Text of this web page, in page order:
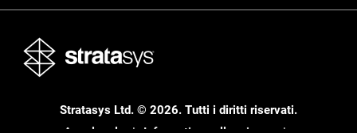
Stratasys Ltd. © 2026. Tutti i diritti riservati.